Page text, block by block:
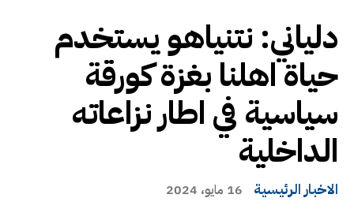
دلياني: نتنياهو يستخدم
حياة اهلنا بغزة كورقة
سياسية في اطار نزاعاته
الداخلية
الاخبار الرئيسية 16 مايو، 2024